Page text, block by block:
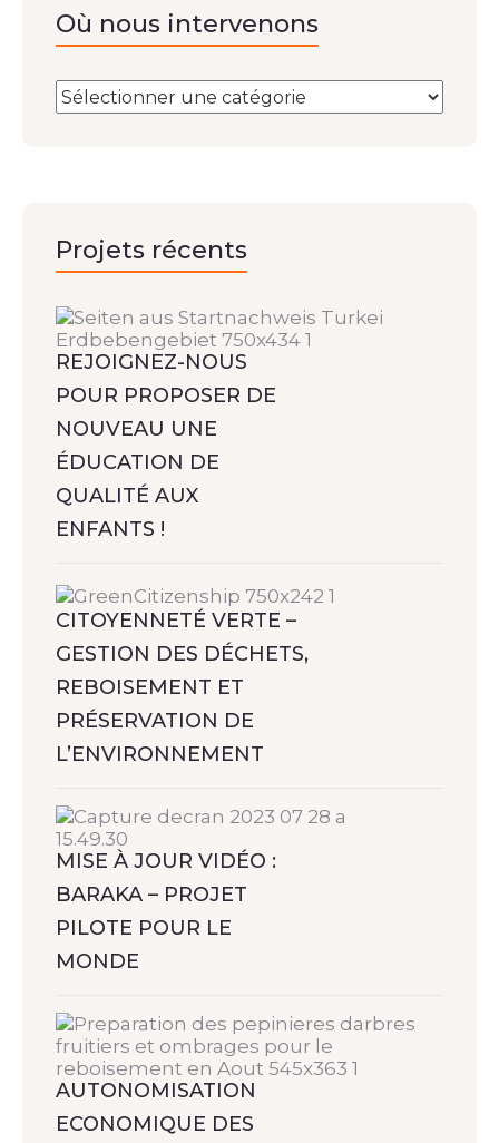
Où nous intervenons
Projets récents
REJOIGNEZ-NOUS
POUR PROPOSER DE
NOUVEAU UNE
ÉDUCATION DE
QUALITÉ AUX
ENFANTS !
CITOYENNETÉ VERTE –
GESTION DES DÉCHETS,
REBOISEMENT ET
PRÉSERVATION DE
L’ENVIRONNEMENT
MISE À JOUR VIDÉO :
BARAKA – PROJET
PILOTE POUR LE
MONDE
AUTONOMISATION
ECONOMIQUE DES